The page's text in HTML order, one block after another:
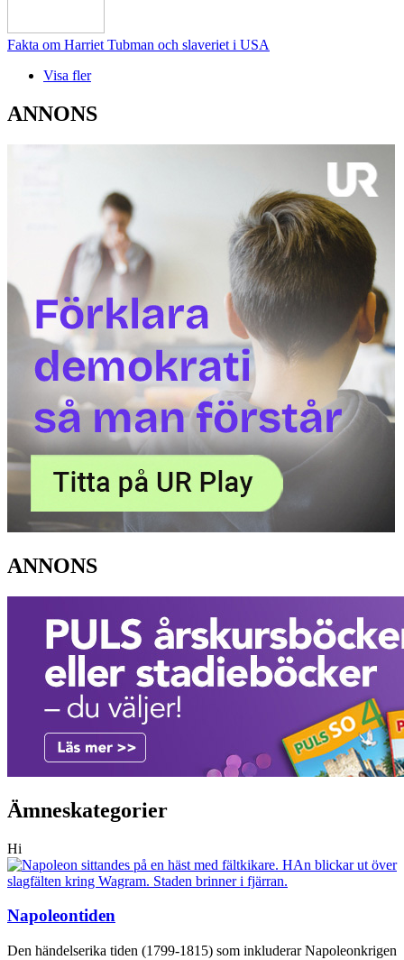
Fakta om Harriet Tubman och slaveriet i USA
Visa fler
ANNONS
ANNONS
Ämneskategorier
Hi
Napoleontiden
Den händelserika tiden (1799-1815) som inkluderar Napoleonkrigen